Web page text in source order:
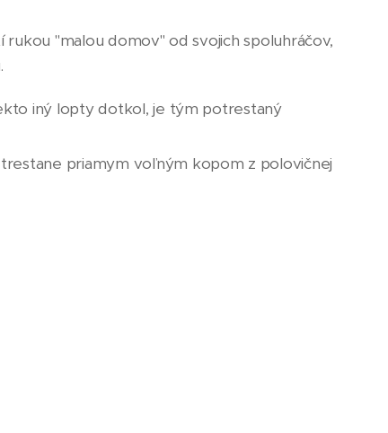
rukou "malou domov" od svojich spoluhráčov,
iný lopty dotkol, je tým potrestaný
priamym voľným kopom z polovičnej